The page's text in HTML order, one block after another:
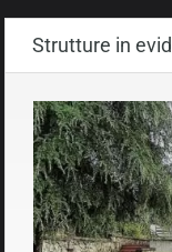
Strutture in